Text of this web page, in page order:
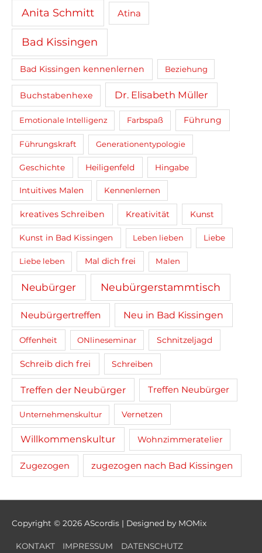
Anita Schmitt Atina
Bad Kissingen
Bad Kissingen kennenlernen Beziehung
Buchstabenhexe Dr. Elisabeth Müller
Emotionale Intelligenz Farbspaß Führung
Führungskraft Generationentypologie
Geschichte Heiligenfeld Hingabe
Intuitives Malen Kennenlernen
kreatives Schreiben Kreativität Kunst
Kunst in Bad Kissingen Leben lieben Liebe
Liebe leben Mal dich frei Malen
Neubürger Neubürgerstammtisch
Neubürgertreffen Neu in Bad Kissingen
Offenheit ONlineseminar Schnitzeljagd
Schreib dich frei Schreiben
Treffen der Neubürger Treffen Neubürger
Unternehmenskultur Vernetzen
Willkommenskultur Wohnzimmeratelier
Zugezogen zugezogen nach Bad Kissingen
Copyright © 2026 AScordis | Designed by MOMix
KONTAKT IMPRESSUM DATENSCHUTZ